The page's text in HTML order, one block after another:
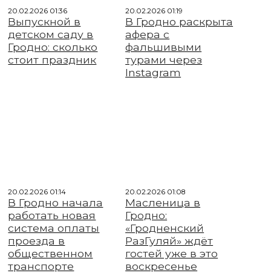
20.02.2026 01:36
Выпускной в
детском саду в
Гродно: сколько
стоит праздник
20.02.2026 01:19
В Гродно раскрыта
афера с
фальшивыми
турами через
Instagram
20.02.2026 01:14
В Гродно начала
работать новая
система оплаты
проезда в
общественном
транспорте
20.02.2026 01:08
Масленица в
Гродно:
«Гродненский
РазГуляй» ждёт
гостей уже в это
воскресенье